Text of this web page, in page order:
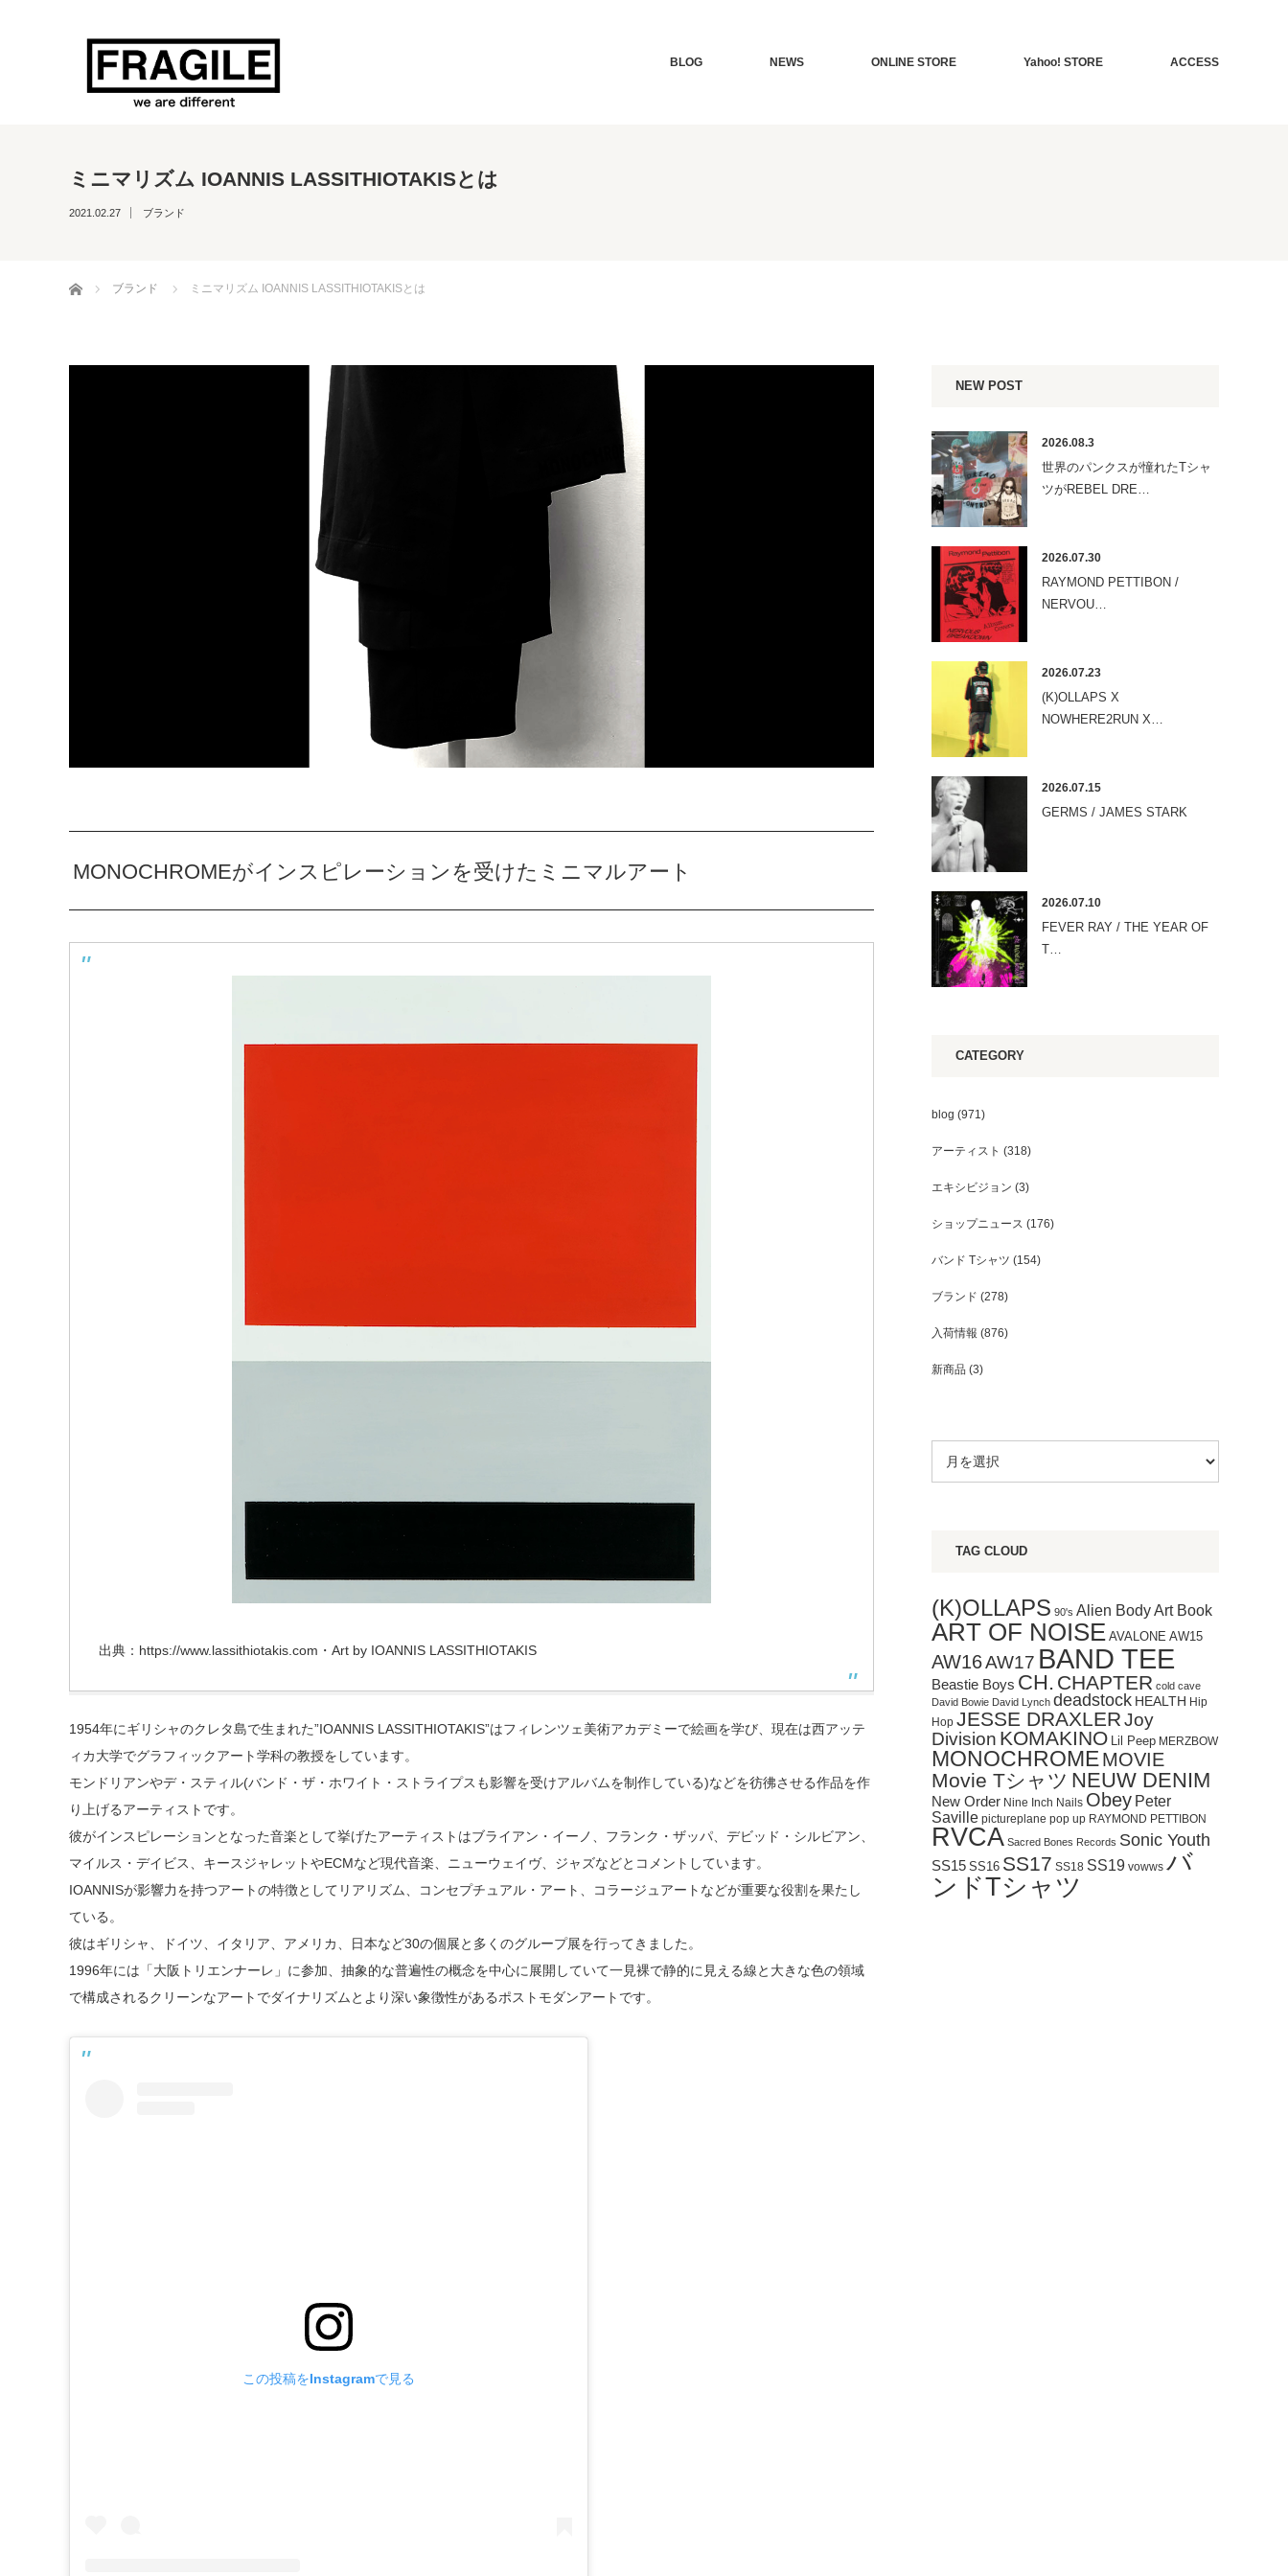
BLOG NEWS ONLINE STORE Yahoo! STORE ACCESS
ミニマリズム IOANNIS LASSITHIOTAKISとは
2021.02.27 ブランド
ホーム ブランド ミニマリズム IOANNIS LASSITHIOTAKISとは
MONOCHROMEがインスピレーションを受けたミニマルアート
出典：https://www.lassithiotakis.com・Art by IOANNIS LASSITHIOTAKIS
1954年にギリシャのクレタ島で生まれた”IOANNIS LASSITHIOTAKIS”はフィレンツェ美術アカデミーで絵画を学び、現在は西アッテ
ィカ大学でグラフィックアート学科の教授をしています。
モンドリアンやデ・スティル(バンド・ザ・ホワイト・ストライプスも影響を受けアルバムを制作している)などを彷彿させる作品を作
り上げるアーティストです。
彼がインスピレーションとなった音楽として挙げたアーティストはブライアン・イーノ、フランク・ザッパ、デビッド・シルビアン、
マイルス・デイビス、キースジャレットやECMなど現代音楽、ニューウェイヴ、ジャズなどとコメントしています。
IOANNISが影響力を持つアートの特徴としてリアリズム、コンセプチュアル・アート、コラージュアートなどが重要な役割を果たし
ている。
彼はギリシャ、ドイツ、イタリア、アメリカ、日本など30の個展と多くのグループ展を行ってきました。
1996年には「大阪トリエンナーレ」に参加、抽象的な普遍性の概念を中心に展開していて一見裸で静的に見える線と大きな色の領域
で構成されるクリーンなアートでダイナリズムとより深い象徴性があるポストモダンアートです。
この投稿をInstagramで見る
NEW POST
2026.08.3
世界のパンクスが憧れたTシャ
ツがREBEL DRE…
2026.07.30
RAYMOND PETTIBON /
NERVOU…
2026.07.23
(K)OLLAPS X
NOWHERE2RUN X…
2026.07.15
GERMS / JAMES STARK
2026.07.10
FEVER RAY / THE YEAR OF
T…
CATEGORY
blog (971)
アーティスト (318)
エキシビジョン (3)
ショップニュース (176)
バンド Tシャツ (154)
ブランド (278)
入荷情報 (876)
新商品 (3)
TAG CLOUD
(K)OLLAPS 90's Alien BodyArt Book
ART OF NOISE AVALONE AW15
AW16AW17 BAND TEE
Beastie Boys CH. CHAPTER cold cave
David Bowie David Lynch deadstock HEALTH Hip
Hop JESSE DRAXLERJoy
Division KOMAKINO Lil Peep MERZBOW
MONOCHROMEMOVIE
Movie Tシャツ NEUW DENIM
New Order Nine Inch Nails Obey Peter
Saville pictureplane pop up RAYMOND PETTIBON
RVCA Sacred Bones Records Sonic Youth
SS15 SS16 SS17 SS18 SS19 vowws バ
ンドTシャツ